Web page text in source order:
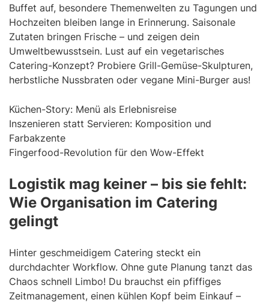
Buffet auf, besondere Themenwelten zu Tagungen und
Hochzeiten bleiben lange in Erinnerung. Saisonale
Zutaten bringen Frische – und zeigen dein
Umweltbewusstsein. Lust auf ein vegetarisches
Catering-Konzept? Probiere Grill-Gemüse-Skulpturen,
herbstliche Nussbraten oder vegane Mini-Burger aus!
Küchen-Story: Menü als Erlebnisreise
Inszenieren statt Servieren: Komposition und
Farbakzente
Fingerfood-Revolution für den Wow-Effekt
Logistik mag keiner – bis sie fehlt:
Wie Organisation im Catering
gelingt
Hinter geschmeidigem Catering steckt ein
durchdachter Workflow. Ohne gute Planung tanzt das
Chaos schnell Limbo! Du brauchst ein pfiffiges
Zeitmanagement, einen kühlen Kopf beim Einkauf –